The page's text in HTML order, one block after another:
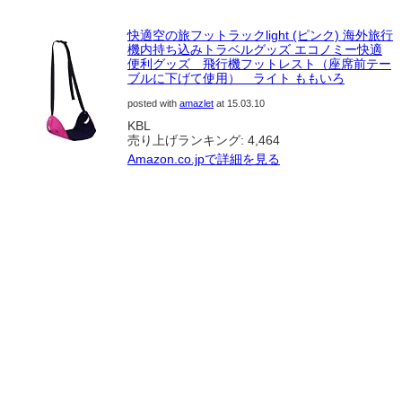
快適空の旅フットラックlight (ピンク) 海外旅行
機内持ち込みトラベルグッズ エコノミー快適
便利グッズ 飛行機フットレスト（座席前テー
ブルに下げて使用） ライト ももいろ
posted with amazlet at 15.03.10
KBL
売り上げランキング: 4,464
Amazon.co.jpで詳細を見る